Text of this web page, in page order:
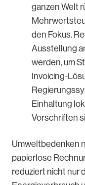
ganzen Welt
den Fokus.
Ausstellung
werden, um
Invoicing-
Einhaltung
Vorschriften
Umweltbedenken
papierlose
reduziert nicht nur